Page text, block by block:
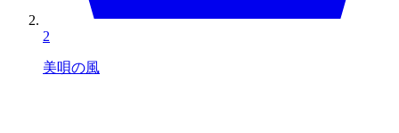
2
美唄の風